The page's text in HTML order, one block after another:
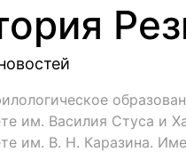
им. Василия Стуса и
им. В. Н. Каразина.